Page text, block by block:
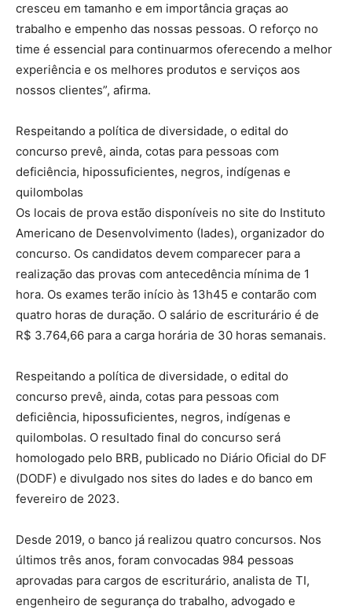
cresceu em tamanho e em importância graças ao
trabalho e empenho das nossas pessoas. O reforço no
time é essencial para continuarmos oferecendo a melhor
experiência e os melhores produtos e serviços aos
nossos clientes”, afirma.
Respeitando a política de diversidade, o edital do
concurso prevê, ainda, cotas para pessoas com
deficiência, hipossuficientes, negros, indígenas e
quilombolas
Os locais de prova estão disponíveis no site do Instituto
Americano de Desenvolvimento (Iades), organizador do
concurso. Os candidatos devem comparecer para a
realização das provas com antecedência mínima de 1
hora. Os exames terão início às 13h45 e contarão com
quatro horas de duração. O salário de escriturário é de
R$ 3.764,66 para a carga horária de 30 horas semanais.
Respeitando a política de diversidade, o edital do
concurso prevê, ainda, cotas para pessoas com
deficiência, hipossuficientes, negros, indígenas e
quilombolas. O resultado final do concurso será
homologado pelo BRB, publicado no Diário Oficial do DF
(DODF) e divulgado nos sites do Iades e do banco em
fevereiro de 2023.
Desde 2019, o banco já realizou quatro concursos. Nos
últimos três anos, foram convocadas 984 pessoas
aprovadas para cargos de escriturário, analista de TI,
engenheiro de segurança do trabalho, advogado e